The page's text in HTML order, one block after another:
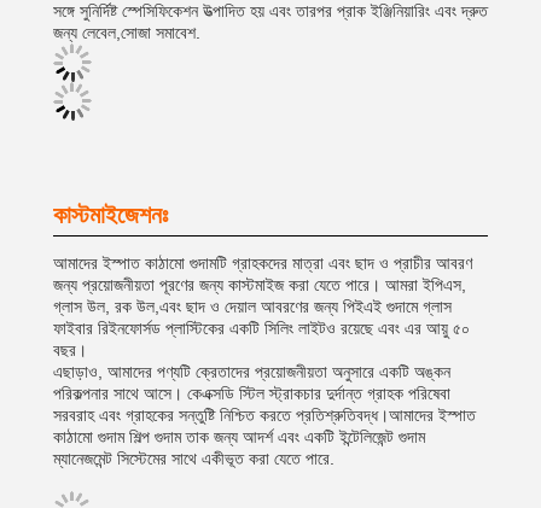
সঙ্গে সুনির্দিষ্ট স্পেসিফিকেশন উত্পাদিত হয় এবং তারপর প্রাক ইঞ্জিনিয়ারিং এবং দ্রুত
জন্য লেবেল,সোজা সমাবেশ.
কাস্টমাইজেশনঃ
আমাদের ইস্পাত কাঠামো গুদামটি গ্রাহকদের মাত্রা এবং ছাদ ও প্রাচীর আবরণ
জন্য প্রয়োজনীয়তা পূরণের জন্য কাস্টমাইজ করা যেতে পারে। আমরা ইপিএস,
গ্লাস উল, রক উল,এবং ছাদ ও দেয়াল আবরণের জন্য পিইএই গুদামে গ্লাস
ফাইবার রিইনফোর্সড প্লাস্টিকের একটি সিলিং লাইটও রয়েছে এবং এর আয়ু ৫০
বছর।
এছাড়াও, আমাদের পণ্যটি ক্রেতাদের প্রয়োজনীয়তা অনুসারে একটি অঙ্কন
পরিকল্পনার সাথে আসে। কেএক্সডি স্টিল স্ট্রাকচার দুর্দান্ত গ্রাহক পরিষেবা
সরবরাহ এবং গ্রাহকের সন্তুষ্টি নিশ্চিত করতে প্রতিশ্রুতিবদ্ধ।আমাদের ইস্পাত
কাঠামো গুদাম শিল্প গুদাম তাক জন্য আদর্শ এবং একটি ইন্টেলিজেন্ট গুদাম
ম্যানেজমেন্ট সিস্টেমের সাথে একীভূত করা যেতে পারে.